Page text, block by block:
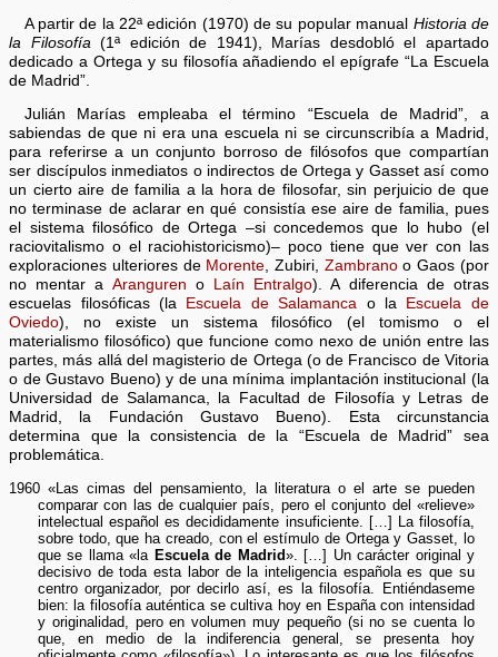
A partir de la 22ª edición (1970) de su popular manual Historia de
la Filosofía (1ª edición de 1941), Marías desdobló el apartado
dedicado a Ortega y su filosofía añadiendo el epígrafe “La Escuela
de Madrid”.
Julián Marías empleaba el término “Escuela de Madrid”, a
sabiendas de que ni era una escuela ni se circunscribía a Madrid,
para referirse a un conjunto borroso de filósofos que compartían
ser discípulos inmediatos o indirectos de Ortega y Gasset así como
un cierto aire de familia a la hora de filosofar, sin perjuicio de que
no terminase de aclarar en qué consistía ese aire de familia, pues
el sistema filosófico de Ortega –si concedemos que lo hubo (el
raciovitalismo o el raciohistoricismo)– poco tiene que ver con las
exploraciones ulteriores de Morente, Zubiri, Zambranoo Gaos (por
no mentar a Aranguren o Laín Entralgo). A diferencia de otras
escuelas filosóficas (la
Escuela de Salamanca o la
Escuela de
Oviedo), no existe un sistema filosófico (el tomismo o el
materialismo filosófico) que funcione como nexo de unión entre las
partes, más allá del magisterio de Ortega (o de Francisco de Vitoria
o de Gustavo Bueno) y de una mínima implantación institucional (la
Universidad de Salamanca, la Facultad de Filosofía y Letras de
Madrid, la Fundación Gustavo Bueno). Esta circunstancia
determina que la consistencia de la “Escuela de Madrid” sea
problemática.
1960 «Las cimas del pensamiento, la literatura o el arte se pueden
comparar con las de cualquier país, pero el conjunto del «relieve»
intelectual español es decididamente insuficiente. […] La filosofía,
sobre todo, que ha creado, con el estímulo de Ortega y Gasset, lo
que se llama «la Escuela de Madrid». […] Un carácter original y
decisivo de toda esta labor de la inteligencia española es que su
centro organizador, por decirlo así, es la filosofía. Entiéndaseme
bien: la filosofía auténtica se cultiva hoy en España con intensidad
y originalidad, pero en volumen muy pequeño (si no se cuenta lo
que, en medio de la indiferencia general, se presenta hoy